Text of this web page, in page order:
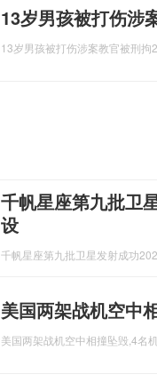
13岁男孩被打伤涉
13岁男孩被打伤涉案教官被刑拘
千帆星座第九批卫
设
千帆星座第九批卫星发射成功
美国两架战机空中
美国两架战机空中相撞坠毁,4名